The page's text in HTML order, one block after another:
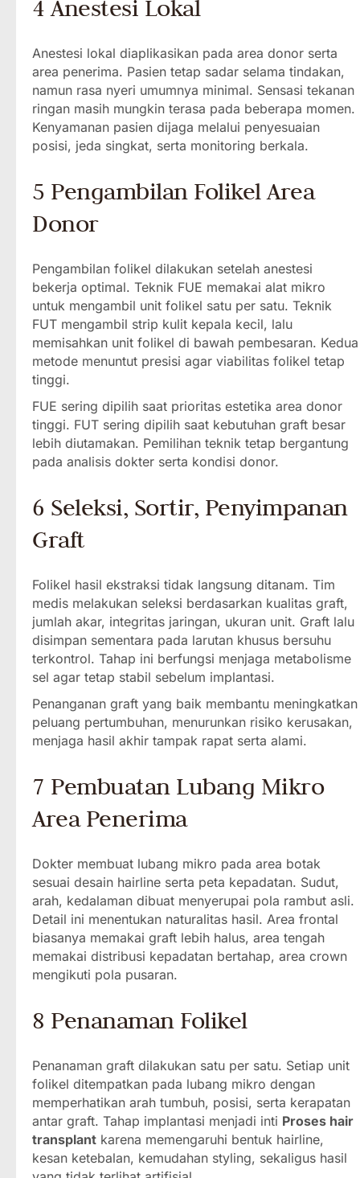
4 Anestesi Lokal
Anestesi lokal diaplikasikan pada area donor serta
area penerima. Pasien tetap sadar selama tindakan,
namun rasa nyeri umumnya minimal. Sensasi tekanan
ringan masih mungkin terasa pada beberapa momen.
Kenyamanan pasien dijaga melalui penyesuaian
posisi, jeda singkat, serta monitoring berkala.
5 Pengambilan Folikel Area
Donor
Pengambilan folikel dilakukan setelah anestesi
bekerja optimal. Teknik FUE memakai alat mikro
untuk mengambil unit folikel satu per satu. Teknik
FUT mengambil strip kulit kepala kecil, lalu
memisahkan unit folikel di bawah pembesaran. Kedua
metode menuntut presisi agar viabilitas folikel tetap
tinggi.
FUE sering dipilih saat prioritas estetika area donor
tinggi. FUT sering dipilih saat kebutuhan graft besar
lebih diutamakan. Pemilihan teknik tetap bergantung
pada analisis dokter serta kondisi donor.
6 Seleksi, Sortir, Penyimpanan
Graft
Folikel hasil ekstraksi tidak langsung ditanam. Tim
medis melakukan seleksi berdasarkan kualitas graft,
jumlah akar, integritas jaringan, ukuran unit. Graft lalu
disimpan sementara pada larutan khusus bersuhu
terkontrol. Tahap ini berfungsi menjaga metabolisme
sel agar tetap stabil sebelum implantasi.
Penanganan graft yang baik membantu meningkatkan
peluang pertumbuhan, menurunkan risiko kerusakan,
menjaga hasil akhir tampak rapat serta alami.
7 Pembuatan Lubang Mikro
Area Penerima
Dokter membuat lubang mikro pada area botak
sesuai desain hairline serta peta kepadatan. Sudut,
arah, kedalaman dibuat menyerupai pola rambut asli.
Detail ini menentukan naturalitas hasil. Area frontal
biasanya memakai graft lebih halus, area tengah
memakai distribusi kepadatan bertahap, area crown
mengikuti pola pusaran.
8 Penanaman Folikel
Penanaman graft dilakukan satu per satu. Setiap unit
folikel ditempatkan pada lubang mikro dengan
memperhatikan arah tumbuh, posisi, serta kerapatan
antar graft. Tahap implantasi menjadi inti Proses hair
transplant karena memengaruhi bentuk hairline,
kesan ketebalan, kemudahan styling, sekaligus hasil